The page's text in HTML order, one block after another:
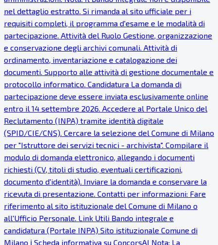
nel dettaglio estratto. Si rimanda al sito ufficiale per i
requisiti completi, il programma d'esame e le modalità di
partecipazione. Attività del Ruolo Gestione, organizzazione
e conservazione degli archivi comunali. Attività di
ordinamento, inventariazione e catalogazione dei
documenti. Supporto alle attività di gestione documentale e
protocollo informatico. Candidatura La domanda di
partecipazione deve essere inviata esclusivamente online
entro il 14 settembre 2026. Accedere al Portale Unico del
Reclutamento (INPA) tramite identità digitale
(SPID/CIE/CNS). Cercare la selezione del Comune di Milano
per "Istruttore dei servizi tecnici - archivista". Compilare il
modulo di domanda elettronico, allegando i documenti
richiesti (CV, titoli di studio, eventuali certificazioni,
documento d'identità). Inviare la domanda e conservare la
ricevuta di presentazione. Contatti per informazioni: Fare
riferimento al sito istituzionale del Comune di Milano o
all'Ufficio Personale. Link Utili Bando integrale e
candidatura (Portale INPA) Sito istituzionale Comune di
Milano ℹ Scheda informativa su ConcorsAI Nota: La